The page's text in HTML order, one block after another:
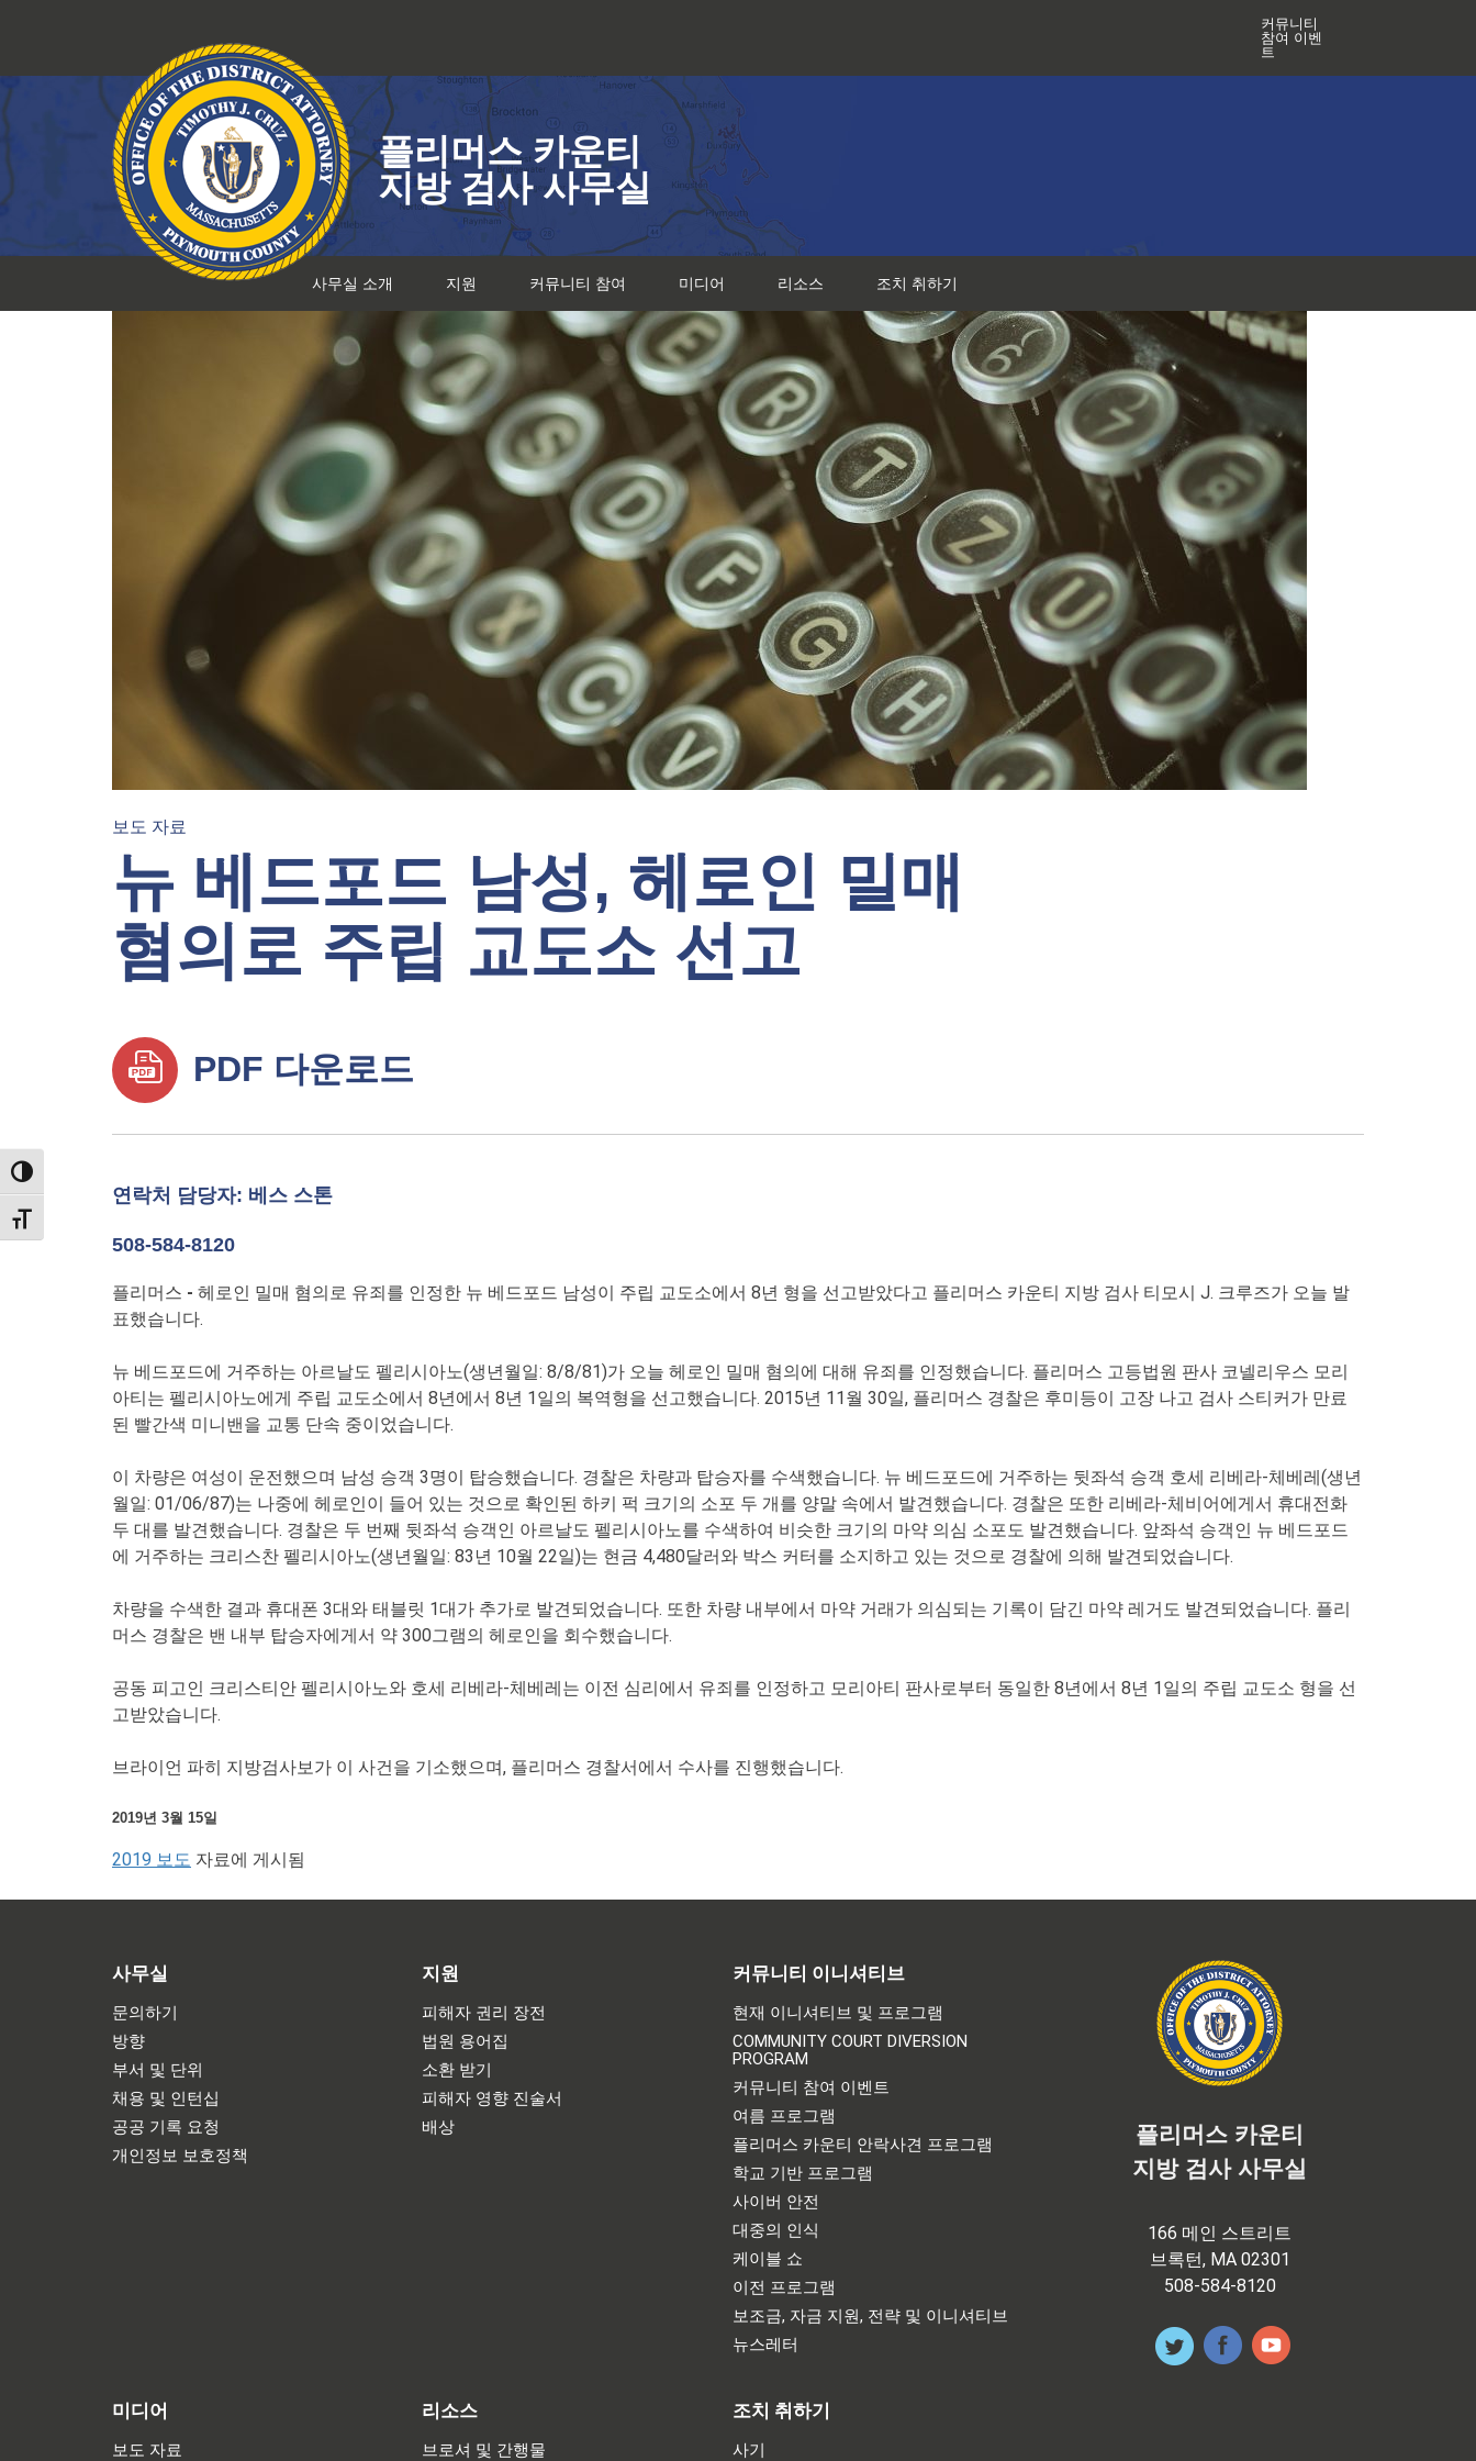
TOGGLE HIGH CONTRAST
TOGGLE FONT SIZE
로
건
뛰
기
커뮤니티
참여 이벤
트
플리머스 카운티
지방 검사 사무실
사무실 소개 지원 커뮤니티 참여 미디어 리소스 조치 취하기
보도 자료
뉴 베드포드 남성, 헤로인 밀매
혐의로 주립 교도소 선고
PDF 다운로드
연락처 담당자: 베스 스톤
508-584-8120
플리머스 - 헤로인 밀매 혐의로 유죄를 인정한 뉴 베드포드 남성이 주립 교도소에서 8년 형을 선고받았다고 플리머스 카운티 지방 검사 티모시 J. 크루즈가 오늘 발
표했습니다.
뉴 베드포드에 거주하는 아르날도 펠리시아노(생년월일: 8/8/81)가 오늘 헤로인 밀매 혐의에 대해 유죄를 인정했습니다. 플리머스 고등법원 판사 코넬리우스 모리
아티는 펠리시아노에게 주립 교도소에서 8년에서 8년 1일의 복역형을 선고했습니다. 2015년 11월 30일, 플리머스 경찰은 후미등이 고장 나고 검사 스티커가 만료
된 빨간색 미니밴을 교통 단속 중이었습니다.
이 차량은 여성이 운전했으며 남성 승객 3명이 탑승했습니다. 경찰은 차량과 탑승자를 수색했습니다. 뉴 베드포드에 거주하는 뒷좌석 승객 호세 리베라-체베레(생년
월일: 01/06/87)는 나중에 헤로인이 들어 있는 것으로 확인된 하키 퍽 크기의 소포 두 개를 양말 속에서 발견했습니다. 경찰은 또한 리베라-체비어에게서 휴대전화
두 대를 발견했습니다. 경찰은 두 번째 뒷좌석 승객인 아르날도 펠리시아노를 수색하여 비슷한 크기의 마약 의심 소포도 발견했습니다. 앞좌석 승객인 뉴 베드포드
에 거주하는 크리스찬 펠리시아노(생년월일: 83년 10월 22일)는 현금 4,480달러와 박스 커터를 소지하고 있는 것으로 경찰에 의해 발견되었습니다.
차량을 수색한 결과 휴대폰 3대와 태블릿 1대가 추가로 발견되었습니다. 또한 차량 내부에서 마약 거래가 의심되는 기록이 담긴 마약 레거도 발견되었습니다. 플리
머스 경찰은 밴 내부 탑승자에게서 약 300그램의 헤로인을 회수했습니다.
공동 피고인 크리스티안 펠리시아노와 호세 리베라-체베레는 이전 심리에서 유죄를 인정하고 모리아티 판사로부터 동일한 8년에서 8년 1일의 주립 교도소 형을 선
고받았습니다.
브라이언 파히 지방검사보가 이 사건을 기소했으며, 플리머스 경찰서에서 수사를 진행했습니다.
2019년 3월 15일
2019 보도 자료에 게시됨
사무실
문의하기
방향
부서 및 단위
채용 및 인턴십
공공 기록 요청
개인정보 보호정책
지원
피해자 권리 장전
법원 용어집
소환 받기
피해자 영향 진술서
배상
커뮤니티 이니셔티브
현재 이니셔티브 및 프로그램
COMMUNITY COURT DIVERSION
PROGRAM
커뮤니티 참여 이벤트
여름 프로그램
플리머스 카운티 안락사견 프로그램
학교 기반 프로그램
사이버 안전
대중의 인식
케이블 쇼
이전 프로그램
보조금, 자금 지원, 전략 및 이니셔티브
뉴스레터
미디어
보도 자료
리소스
브로셔 및 간행물
조치 취하기
사기
플리머스 카운티
지방 검사 사무실
166 메인 스트리트
브록턴, MA 02301
508-584-8120